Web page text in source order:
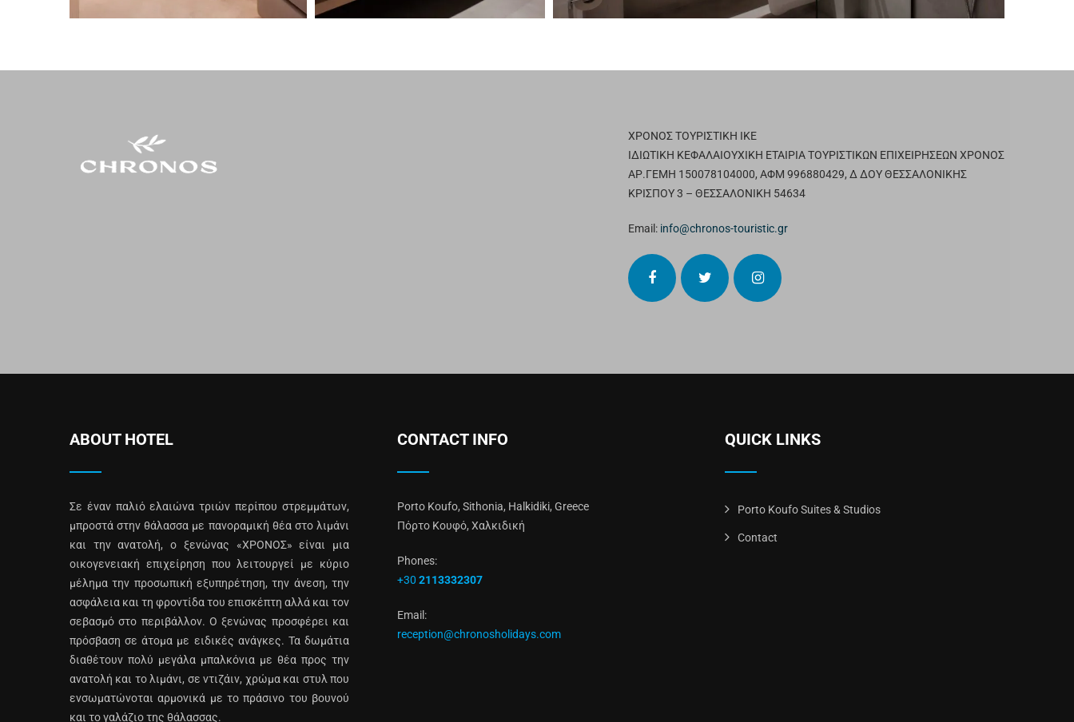
ΧΡΟΝΟΣ ΤΟΥΡΙΣΤΙΚΗ ΙΚΕ
ΙΔΙΩΤΙΚΗ ΚΕΦΑΛΑΙΟΥΧΙΚΗ ΕΤΑΙΡΙΑ ΤΟΥΡΙΣΤΙΚΩΝ ΕΠΙΧΕΙΡΗΣΕΩΝ ΧΡΟΝΟΣ
ΑΡ.ΓΕΜΗ 150078104000, ΑΦΜ 996880429, Δ ΔΟΥ ΘΕΣΣΑΛΟΝΙΚΗΣ
ΚΡΙΣΠΟΥ 3 – ΘΕΣΣΑΛΟΝΙΚΗ 54634
Email: info@chronos-touristic.gr
ABOUT HOTEL
Σε έναν παλιό ελαιώνα τριών περίπου στρεμμάτων,
μπροστά στην θάλασσα με πανοραμική θέα στο λιμάνι
και την ανατολή, ο ξενώνας «ΧΡΟΝΟΣ» είναι μια
οικογενειακή επιχείρηση που λειτουργεί με κύριο
μέλημα την προσωπική εξυπηρέτηση, την άνεση, την
ασφάλεια και τη φροντίδα του επισκέπτη αλλά και τον
σεβασμό στο περιβάλλον. Ο ξενώνας προσφέρει και
πρόσβαση σε άτομα με ειδικές ανάγκες. Τα δωμάτια
διαθέτουν πολύ μεγάλα μπαλκόνια με θέα προς την
ανατολή και το λιμάνι, σε ντιζάιν, χρώμα και στυλ που
ενσωματώνοται αρμονικά με το πράσινο του βουνού
και το γαλάζιο της θάλασσας.
CONTACT INFO
Porto Koufo, Sithonia, Halkidiki, Greece
Πόρτο Κουφό, Χαλκιδική
Phones:
+30 2113332307
Email:
reception@chronosholidays.com
QUICK LINKS
Porto Koufo Suites & Studios
Contact